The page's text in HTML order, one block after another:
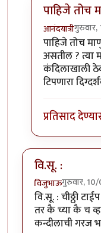
पाहिजे तोच
आनंदयात्री
In reply to
पाहिजे तोच
असतील ? त्या
कंदिलाखाली
टिपणारा
प्रतिसाद
वि.सू. :
विजुभाऊगुरुवार,
वि.सू. : चीठ्ठी
तर कै च्या कै च
कन्दीलाची गरज